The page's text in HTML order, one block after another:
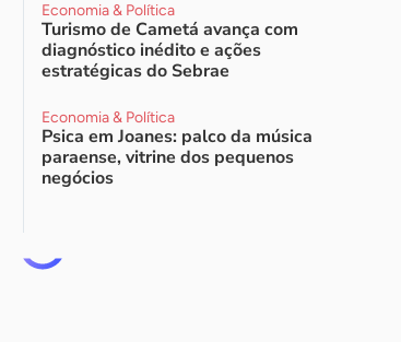
Economia & Política
Turismo de Cametá avança com
diagnóstico inédito e ações
estratégicas do Sebrae
Economia & Política
Psica em Joanes: palco da música
paraense, vitrine dos pequenos
negócios